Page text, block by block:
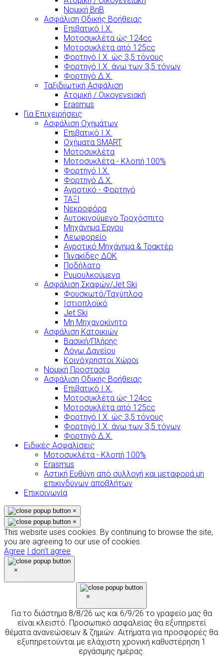
Νομική BnB
Ασφάλιση Οδικής Βοήθειας
Επιβατικό Ι.Χ.
Μοτοσυκλέτα ώς 124cc
Μοτοσυκλέτα από 125cc
Φορτηγό Ι.Χ. ώς 3,5 τόνους
Φορτηγό Ι.Χ. άνω των 3,5 τόνων
Φορτηγό Δ.Χ.
Ταξιδιωτική Ασφάλιση
Ατομική / Οικογενειακή
Erasmus
Για Επιχειρήσεις
Ασφάλιση Οχημάτων
Επιβατικό Ι.Χ.
Οχήματα SMART
Μοτοσυκλέτα
Μοτοσυκλέτα - Κλοπή 100%
Φορτηγό Ι.Χ.
Φορτηγό Δ.Χ.
Αγροτικό - Φορτηγό
ΤΑΞΙ
Νεκροφόρα
Αυτοκινούμενο Τροχόσπιτο
Μηχάνημα Έργου
Λεωφορείο
Αγροτικό Μηχάνημα & Τρακτέρ
Πινακίδες ΔΟΚ
Ποδήλατο
Ρυμουλκούμενα
Ασφάλιση Σκαφών/Jet Ski
Φουσκωτό/Ταχύπλοο
Ιστιοπλοϊκό
Jet Ski
Μη Μηχανοκίνητο
Ασφάλιση Κατοικιών
Βασική/Πλήρης
Λόγω Δανείου
Κοινόχρηστοι Χώροι
Νομική Προστασία
Ασφάλιση Οδικής Βοήθειας
Επιβατικό Ι.Χ.
Μοτοσυκλέτα ώς 124cc
Μοτοσυκλέτα από 125cc
Φορτηγό Ι.Χ. ώς 3,5 τόνους
Φορτηγό Ι.Χ. άνω των 3,5 τόνων
Φορτηγό Δ.Χ.
Ειδικές Ασφαλίσεις
Μοτοσυκλέτα - Κλοπή 100%
Erasmus
Αστική Ευθύνη από συλλογή και μεταφορά μη
επικινδύνων αποβλήτων
Επικοινωνία
×
×
This website uses cookies. By continuing to browse the site,
you are agreeing to our use of cookies.
Agree
I don't agree
×
×
Για το διάστημα 8/8/26 ως και 6/9/26 το γραφείο μας θα
είναι κλειστό. Προσωπικό ασφαλείας θα εξυπηρετεί
θέματα ανανεώσεων & ζημιών. Αιτήματα για προσφορές θα
εξυπηρετούνται με ελάχιστη χρονική καθυστέρηση 1
εργάσιμης ημέρας.